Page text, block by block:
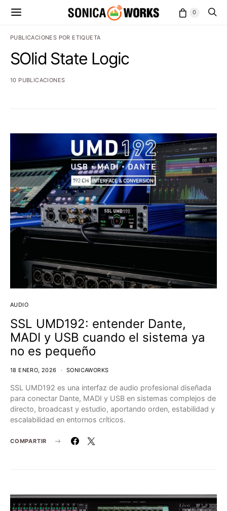
0
PUBLICACIONES POR ETIQUETA
SOlid State Logic
10 PUBLICACIONES
AUDIO
SSL UMD192: entender Dante,
MADI y USB cuando el sistema ya
no es pequeño
18 ENERO, 2026 SONICAWORKS
SSL UMD192 es una interfaz de audio profesional diseñada
para conectar Dante, MADI y USB en sistemas complejos de
directo, broadcast y estudio, aportando orden, estabilidad y
escalabilidad en entornos críticos.
COMPARTIR